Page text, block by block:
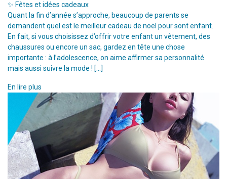
✨ Fêtes et idées cadeaux
Quant la fin d’année s’approche, beaucoup de parents se
demandent quel est le meilleur cadeau de noël pour sont enfant.
En fait, si vous choisissez d’offrir votre enfant un vêtement, des
chaussures ou encore un sac, gardez en tête une chose
importante : à l’adolescence, on aime affirmer sa personnalité
mais aussi suivre la mode ! […]
En lire plus